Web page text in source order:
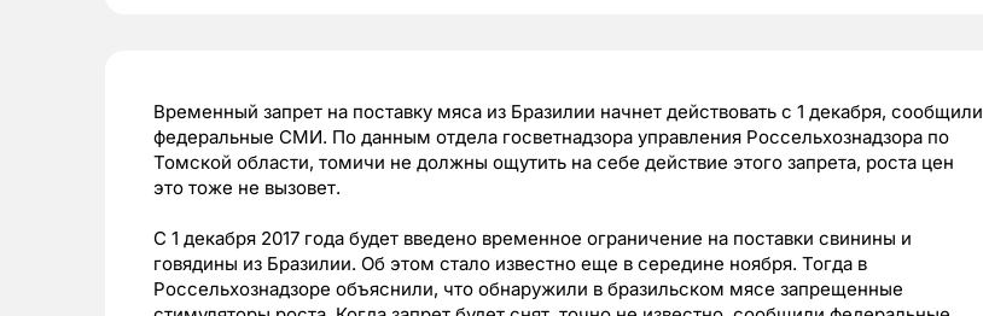
Временный запрет на поставку мяса из Бразилии начнет действовать с 1 декабря, сообщили
федеральные СМИ. По данным отдела госветнадзора управления Россельхознадзора по
Томской области, томичи не должны ощутить на себе действие этого запрета, роста цен
это тоже не вызовет.
С 1 декабря 2017 года будет введено временное ограничение на поставки свинины и
говядины из Бразилии. Об этом стало известно еще в середине ноября. Тогда в
Россельхознадзоре объяснили, что обнаружили в бразильском мясе запрещенные